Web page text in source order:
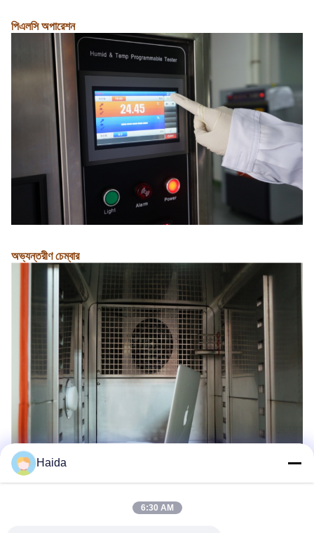
পিএলসি অপারেশন
অভ্যন্তরীণ চেম্বার
Haida
6:30 AM